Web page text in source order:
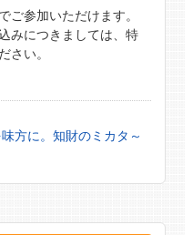
ご参加いただけます。
みにつきましては、特
さい。
方に。知財のミカタ～